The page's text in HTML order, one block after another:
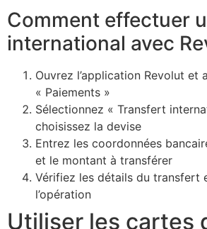
Comment effectuer
international avec
Ouvrez l’application Revolut et
« Paiements »
Sélectionnez « Transfert
choisissez la devise
Entrez les coordonnées
et le montant à transférer
Vérifiez les détails du transfert
l’opération
Utiliser les cartes